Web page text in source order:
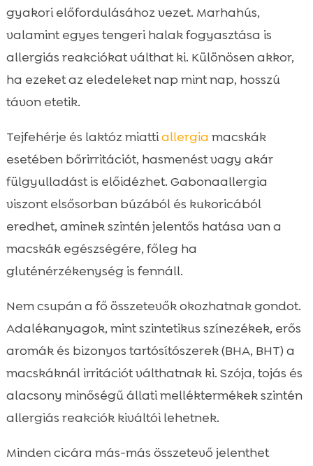
gyakori előfordulásához vezet. Marhahús,
valamint egyes tengeri halak fogyasztása is
allergiás reakciókat válthat ki. Különösen akkor,
ha ezeket az eledeleket nap mint nap, hosszú
távon etetik.
Tejfehérje és laktóz miattiallergia macskák
esetében bőrirritációt, hasmenést vagy akár
fülgyulladást is előidézhet. Gabonaallergia
viszont elsősorban búzából és kukoricából
eredhet, aminek szintén jelentős hatása van a
macskák egészségére, főleg ha
gluténérzékenység is fennáll.
Nem csupán a fő összetevők okozhatnak gondot.
Adalékanyagok, mint szintetikus színezékek, erős
aromák és bizonyos tartósítószerek (BHA, BHT) a
macskáknál irritációt válthatnak ki. Szója, tojás és
alacsony minőségű állati melléktermékek szintén
allergiás reakciók kiváltói lehetnek.
Minden cicára más-más összetevő jelenthet